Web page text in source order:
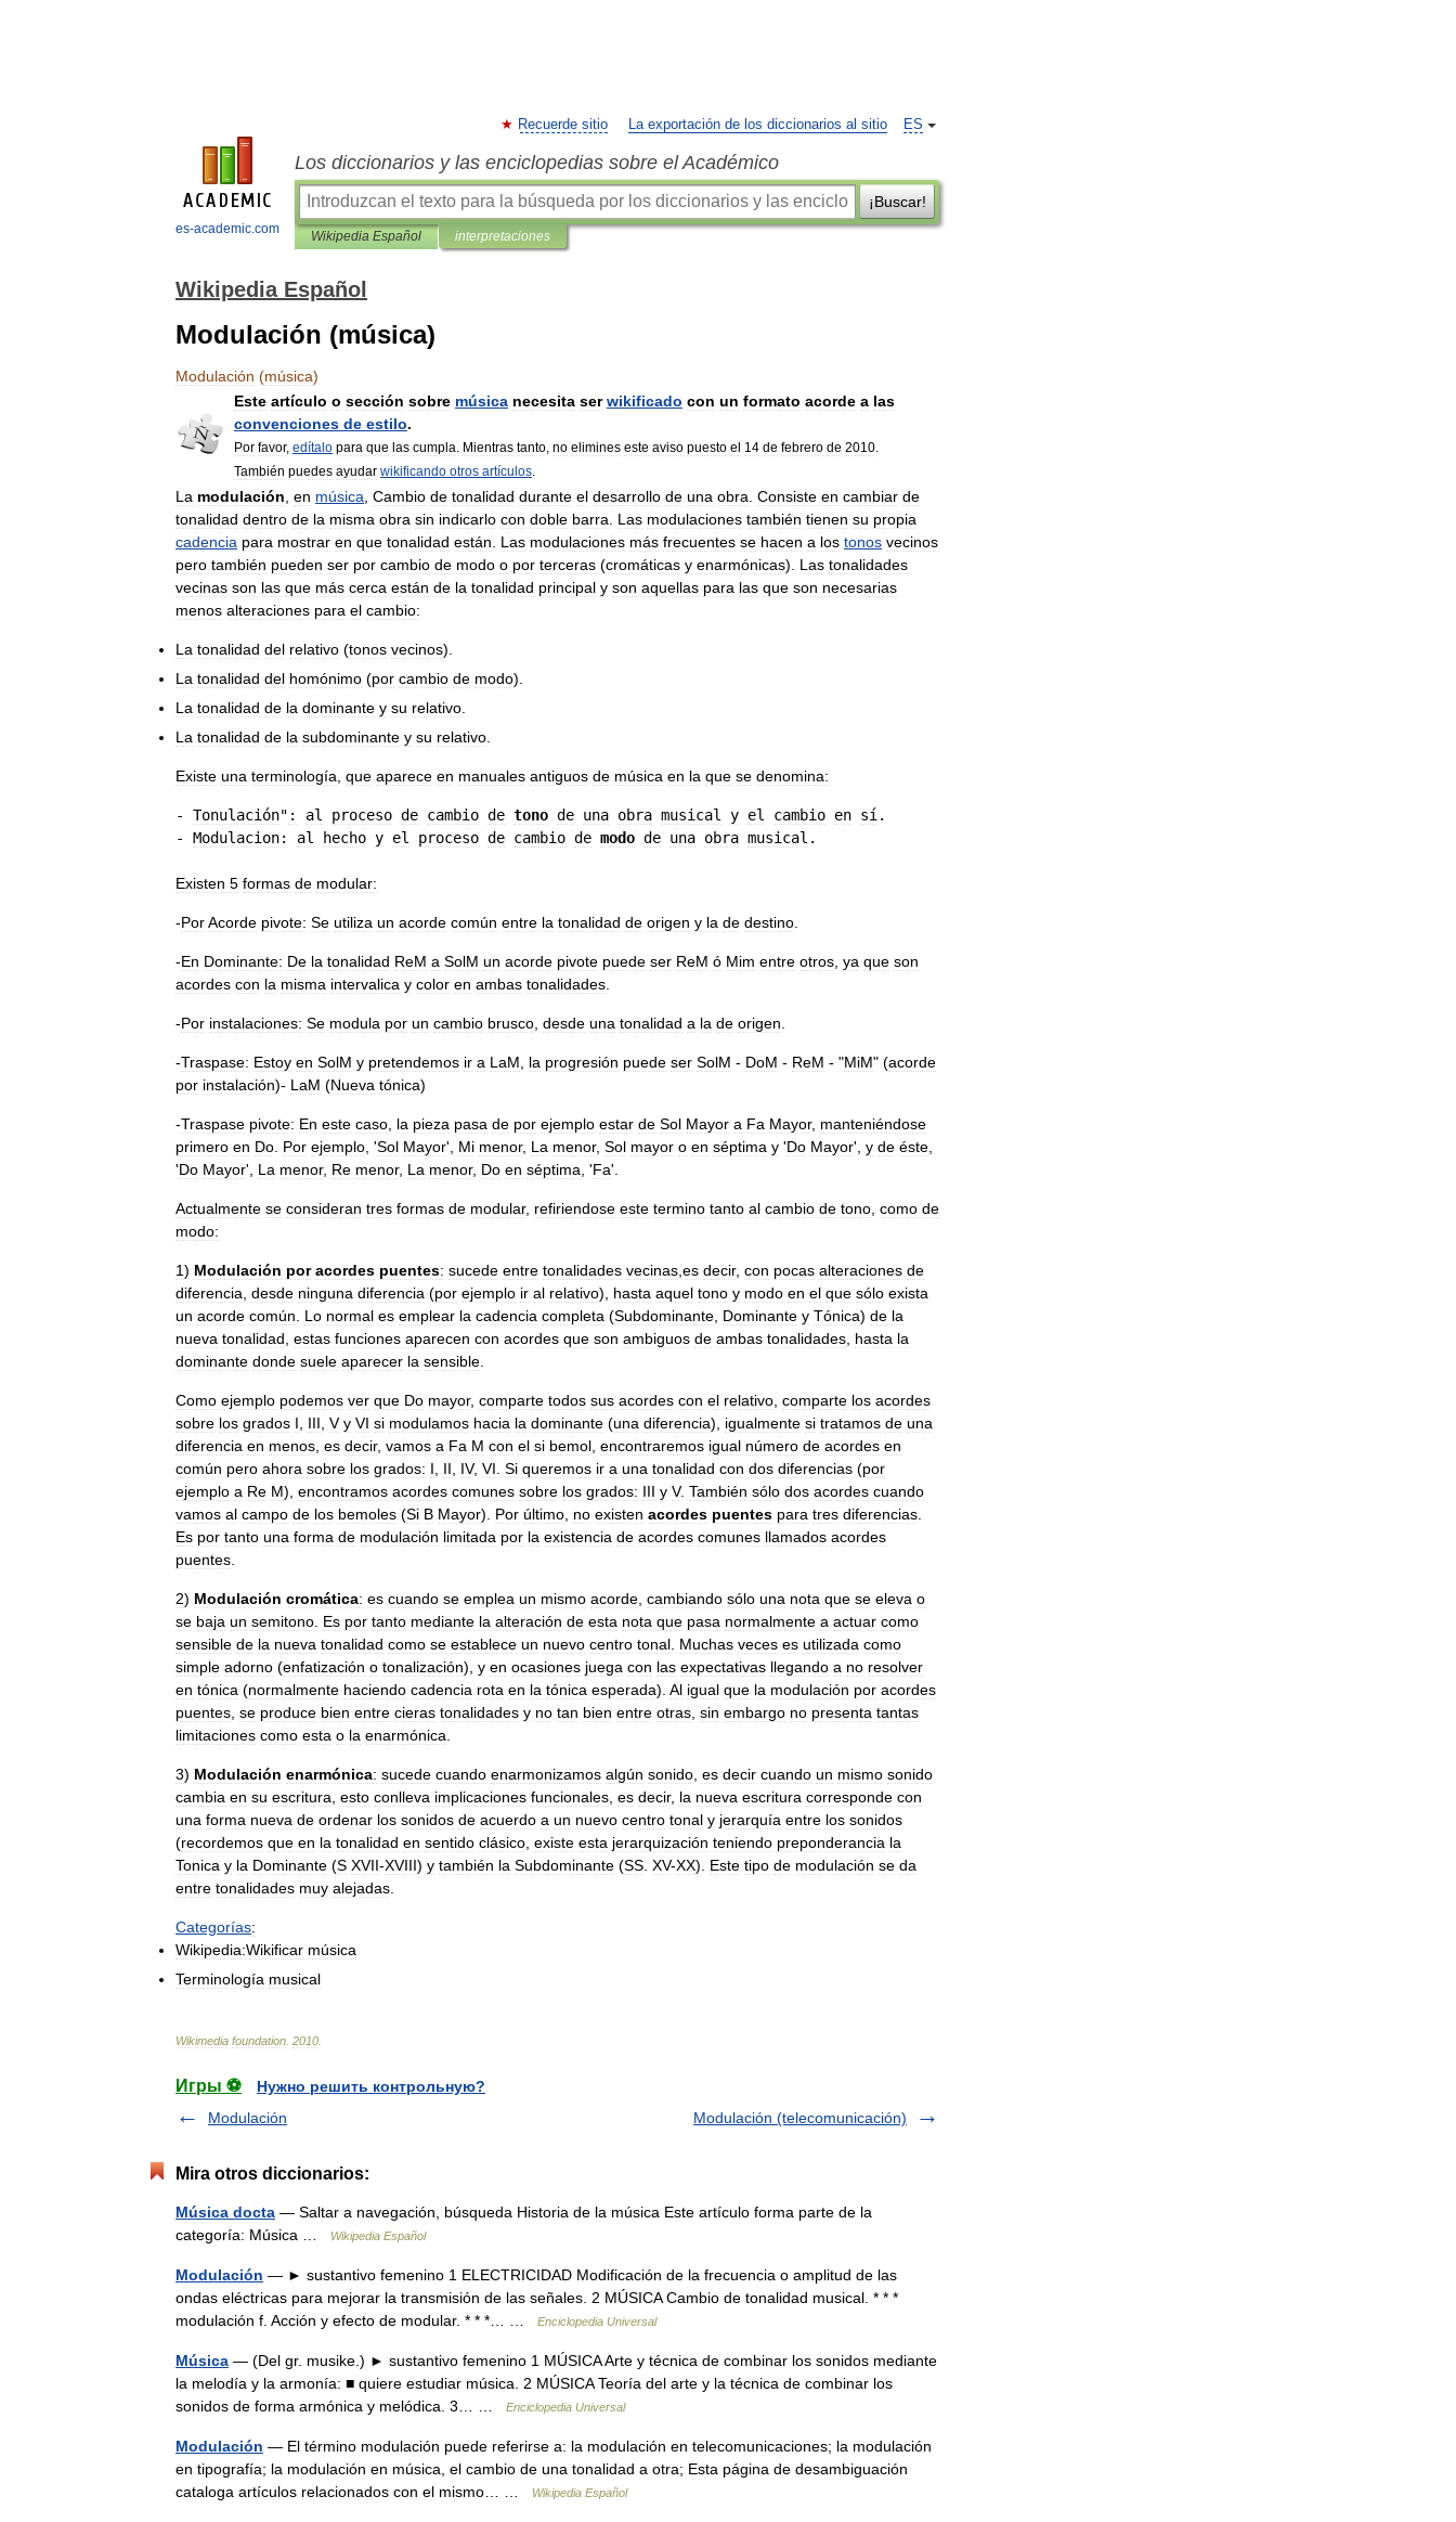
es-academic.com
ES
Recuerde sitio La exportación de los diccionarios al sitio
Los diccionarios y las enciclopedias sobre el Académico
¡Buscar!
Wikipedia Español interpretaciones
Wikipedia Español
Modulación (música)
Modulación (música)
Este artículo o sección sobre música necesita ser wikificado con un formato acorde a las
convenciones de estilo.
Por favor, edítalo para que las cumpla. Mientras tanto, no elimines este aviso puesto el 14 de febrero de 2010.
También puedes ayudar wikificando otros artículos.
La modulación en música Cambio de tonalidad durante el desarrollo de una obra Consiste en cambiar de
tonalidad dentro de la misma obra sin indicarlo con doble barra Las modulaciones también tienen su propia
cadencia para mostrar en que tonalidad están Las modulaciones más frecuentes se hacen a los tonos vecinos
pero también pueden ser por cambio de modo o por terceras (cromáticas y enarmónicas). Las tonalidades
vecinas son las que más cerca están de la tonalidad principal y son aquellas para las que son necesarias
menos alteraciones para el cambio:
La tonalidad del relativo (tonos vecinos).
La tonalidad del homónimo (por cambio de modo).
La tonalidad de la dominante y su relativo
La tonalidad de la subdominante y su relativo
Existe una terminología que aparece en manuales antiguos de música en la que se denomina:
- Tonulación" : al proceso de cambio de tono de una obra musical y el cambio en sí .
- Modulacion: al hecho y el proceso de cambio de modo de una obra musical
Existen 5 formas de modular:
-PorAcorde pivote: Se utiliza un acorde común entre la tonalidad de origen y la de destino
-En Dominante: De la tonalidad ReM a SolM un acorde pivote puede ser ReM ó Mim entre otros ya que son
acordes con la misma intervalica y color en ambas tonalidades
-Por instalaciones: Se modula por un cambio brusco desde una tonalidad a la de origen
-Traspase: Estoy en SolM y pretendemos ir a LaM la progresión puede ser SolM - DoM - ReM - "MiM" (acorde
por instalación)- LaM (Nueva tónica)
-Traspase pivote: En este caso la pieza pasa de por ejemplo estar de Sol Mayor a Fa Mayor, manteniéndose
primero en Do Por ejemplo , 'Sol Mayor', Mi menor, La menor, Sol mayor o en séptima y 'Do Mayor', y de éste
'Do Mayor', La menor, Re menor, La menor, Do en séptima , 'Fa'.
Actualmente se consideran tres formas de modular, refiriendose este termino tanto al cambio de tono como de
modo:
1) Modulación por acordes puentes: sucede entre tonalidades vecinas es decir, con pocas alteraciones de
diferencia desde ninguna diferencia (por ejemplo ir al relativo), hasta aquel tono y modo en el que sólo exista
un acorde común Lo normal es emplear la cadencia completa (Subdominante Dominante y Tónica) de la
nueva tonalidad estas funciones aparecen con acordes que son ambiguos de ambas tonalidades hasta la
dominante donde suele aparecer la sensible
Como ejemplo podemos ver que Do mayor, comparte todos sus acordes con el relativo comparte los acordes
sobre los grados I III V y VI si modulamos hacia la dominante (una diferencia), igualmente si tratamos de una
diferencia en menos es decir, vamos a Fa M con el si bemol encontraremos igual número de acordes en
común pero ahora sobre los grados: I II IV, VI Si queremos ir a una tonalidad con dos diferencias (por
ejemplo a Re M), encontramos acordes comunes sobre los grados: III y V. También sólo dos acordes cuando
vamos al campo de los bemoles (Si B Mayor). Por último no existen acordes puentes para tres diferencias
Es por tanto una forma de modulación limitada por la existencia de acordes comunes llamados acordes
puentes
2) Modulación cromática: es cuando se emplea un mismo acorde cambiando sólo una nota que se eleva o
se baja un semitono Es por tanto mediante la alteración de esta nota que pasa normalmente a actuar como
sensible de la nueva tonalidad como se establece un nuevo centro tonal Muchas veces es utilizada como
simple adorno (enfatización o tonalización), y en ocasiones juega con las expectativas llegando a no resolver
en tónica (normalmente haciendo cadencia rota en la tónica esperada). Al igual que la modulación por acordes
puentes se produce bien entre cieras tonalidades y no tan bien entre otras sin embargo no presenta tantas
limitaciones como esta o la enarmónica
3) Modulación enarmónica: sucede cuando enarmonizamos algún sonido es decir cuando un mismo sonido
cambia en su escritura esto conlleva implicaciones funcionales es decir, la nueva escritura corresponde con
una forma nueva de ordenar los sonidos de acuerdo a un nuevo centro tonal y jerarquía entre los sonidos
(recordemos que en la tonalidad en sentido clásico existe esta jerarquización teniendo preponderancia la
Tonica y la Dominante (S XVII-XVIII) y también la Subdominante (SS XV-XX). Este tipo de modulación se da
entre tonalidades muy alejadas
Categorías:
Wikipedia:Wikificar música
Terminología musical
Wikimedia foundation 2010
Игры ⚽
Нужно решить контрольную?
Modulación
Modulación (telecomunicación)
Mira otros diccionarios:
Música docta — Saltar a navegación, búsqueda Historia de la música Este artículo forma parte de la
categoría: Música …
Wikipedia Español
Modulación — ► sustantivo femenino 1 ELECTRICIDAD Modificación de la frecuencia o amplitud de las
ondas eléctricas para mejorar la transmisión de las señales. 2 MÚSICA Cambio de tonalidad musical. * * *
modulación f. Acción y efecto de modular. * * *… …
Enciclopedia Universal
Música — (Del gr. musike.) ► sustantivo femenino 1 MÚSICA Arte y técnica de combinar los sonidos mediante
la melodía y la armonía: ■ quiere estudiar música. 2 MÚSICA Teoría del arte y la técnica de combinar los
sonidos de forma armónica y melódica. 3… …
Enciclopedia Universal
Modulación — El término modulación puede referirse a: la modulación en telecomunicaciones; la modulación
en tipografía; la modulación en música, el cambio de una tonalidad a otra; Esta página de desambiguación
cataloga artículos relacionados con el mismo… …
Wikipedia Español